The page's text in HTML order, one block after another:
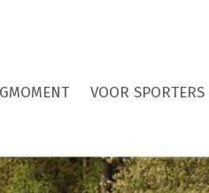
VOOR SPORTERS